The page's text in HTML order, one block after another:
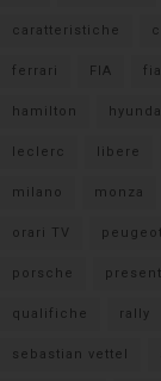
caratteristiche
ferrari FIA
hamilton
leclerc libere
milano monza
orari TV peugeot
porsche
qualifiche rally
sebastian vettel